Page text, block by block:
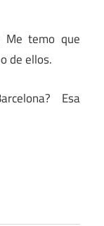
Me temo que
de ellos.
Esa